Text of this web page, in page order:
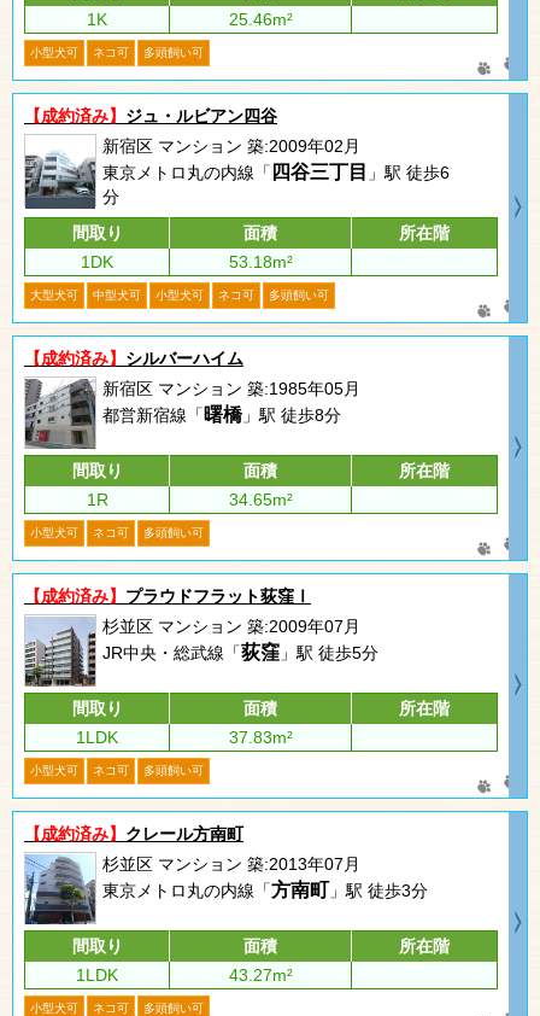
1K
25.46m²
小型犬可 ネコ可 多頭飼い可
【成約済み】 ジュ・ルビアン四谷
新宿区 マンション 築:2009年02月
東京メトロ丸の内線「 四谷三丁目 」駅 徒歩6
分
間取り
面積
所在階
1DK
53.18m²
大型犬可 中型犬可 小型犬可 ネコ可 多頭飼い可
【成約済み】 シルバーハイム
新宿区 マンション 築:1985年05月
都営新宿線「 曙橋」駅 徒歩8分
間取り 面積
所在階
1R
34.65m²
小型犬可 ネコ可 多頭飼い可
【成約済み】 プラウドフラット荻窪Ⅰ
杉並区 マンション 築:2009年07月
JR中央・総武線「荻窪 」駅 徒歩5分
間取り 面積
所在階
1LDK
37.83m²
小型犬可 ネコ可 多頭飼い可
【成約済み】 クレール方南町
杉並区 マンション 築:2013年07月
東京メトロ丸の内線「方南町 」駅 徒歩3分
間取り 面積
所在階
1LDK
43.27m²
小型犬可 ネコ可 多頭飼い可